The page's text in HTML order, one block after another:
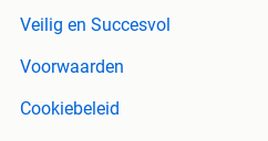
Veilig en Succesvol
Voorwaarden
Cookiebeleid